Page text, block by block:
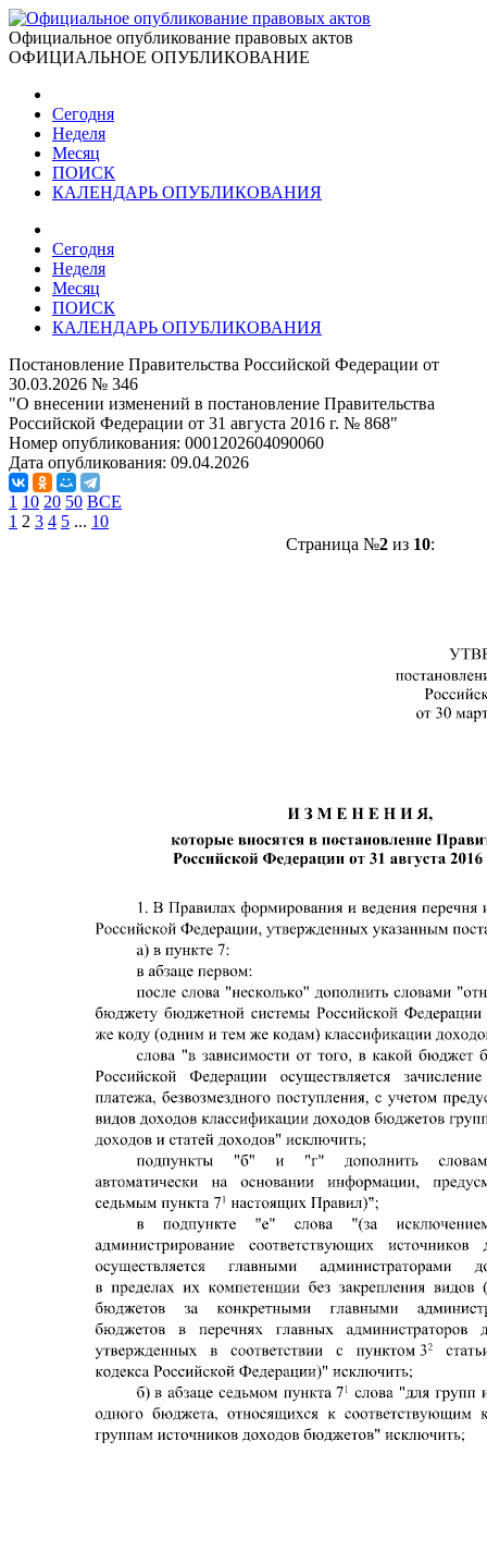
Официальное опубликование правовых актов
ОФИЦИАЛЬНОЕ ОПУБЛИКОВАНИЕ
Сегодня
Неделя
Месяц
ПОИСК
КАЛЕНДАРЬ ОПУБЛИКОВАНИЯ
Сегодня
Неделя
Месяц
ПОИСК
КАЛЕНДАРЬ ОПУБЛИКОВАНИЯ
Постановление Правительства Российской Федерации от
30.03.2026 № 346
"О внесении изменений в постановление Правительства
Российской Федерации от 31 августа 2016 г. № 868"
Номер опубликования: 0001202604090060
Дата опубликования: 09.04.2026
1 10 20 50 ВСЕ
1 2 3 4 5 ... 10
Страница №2из 10: